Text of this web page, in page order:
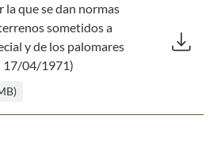
la que se dan normas
sometidos a
y de los palomares
17/04/1971)
download